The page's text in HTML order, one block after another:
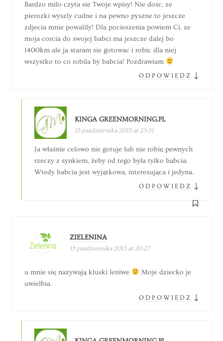
Bardzo milo czyta sie Twoje wpisy! Nie dosc, ze
pierozki wyszly cudne i na pewno pyszne to jeszcze
zdjecia mnie powalily! Dla pocieszenia powiem Ci, ze
moja corcia do swojej babci ma jeszcze dalej bo
1400km ale ja staram sie gotowac i robic dla niej
wszystko to co robila by babcia! Pozdrawiam
ODPOWIEDZ ↓
KINGA GREENMORNING.PL
15 października 2013 at 23:31
Ja właśnie celowo nie gotuje lub nie robię pewnych
rzeczy z synkiem, żeby od tego była tylko babcia.
Wtedy babcia jest wyjątkowa, interesująca i jedyna.
ODPOWIEDZ ↓
ZIELENINA
15 października 2013 at 20:27
u mnie się nazywają kluski leniwe
Moje dziecko je
uwielbia.
ODPOWIEDZ ↓